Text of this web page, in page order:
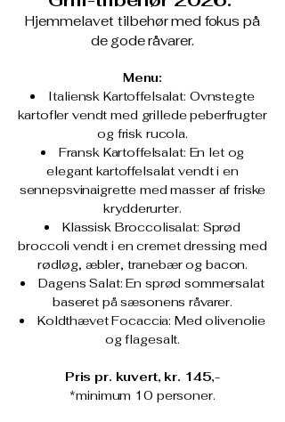
Hjemmelavet tilbehør med fokus på
de gode råvarer.
​Menu:
Italiensk Kartoffelsalat: Ovnstegte
kartofler vendt med grillede peberfrugter
og frisk rucola.
Fransk Kartoffelsalat: En let og
elegant kartoffelsalat vendt i en
sennepsvinaigrette med masser af friske
krydderurter.
Klassisk Broccolisalat: Sprød
broccoli vendt i en cremet dressing med
rødløg, æbler, tranebær og bacon.
Dagens Salat: En sprød sommersalat
baseret på sæsonens råvarer.
Koldthævet Focaccia: Med olivenolie
og flagesalt.
Pris pr. kuvert, kr. 145,-
*minimum 10 personer.